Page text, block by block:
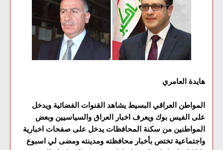
هايدة العامري
المواطن العراقي البسيط يشاهد القنوات الفضائية ويدخل
على الفيس بوك ويعرف اخبار العراق والسياسيين وبعض
المواطنين من سكنة المحافظات يدخل على صفحات اخبارية
واجتماعية تختص بأخبار محافظته ومدينته ومضى لي اسبوع